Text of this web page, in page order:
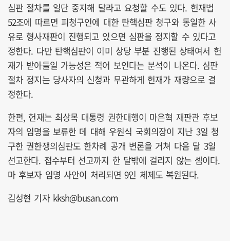
심판 절차를 일단 중지해 달라고 요청할 수도 있다. 헌재법
52조에 따르면 피청구인에 대한 탄핵심판 청구와 동일한 사
유로 형사재판이 진행되고 있으면 심판을 정지할 수 있다고
정한다. 다만 탄핵심판이 이미 상당 부분 진행된 상태여서 헌
재가 받아들일 가능성은 적어 보인다는 분석이 나온다. 심판
절차 정지는 당사자의 신청과 무관하게 헌재가 재량으로 결
정한다.
한편, 헌재는 최상목 대통령 권한대행이 마은혁 재판관 후보
자의 임명을 보류한 데 대해 우원식 국회의장이 지난 3일 청
구한 권한쟁의심판도 한차례 공개 변론을 거쳐 다음 달 3일
선고한다. 접수부터 선고까지 한 달밖에 걸리지 않는 셈이다.
마 후보자 임명 사안이 처리되면 9인 체제도 복원된다.
김성현 기자 kksh@busan.com